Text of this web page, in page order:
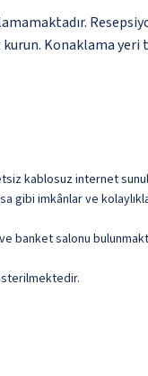
Konaklama
kablosuz internet
gibi imkânlar ve
banket salonu